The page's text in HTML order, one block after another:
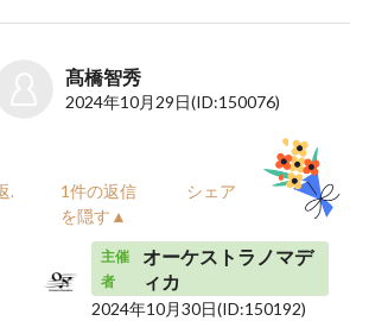
髙橋智秀
2024年10月29日(ID:150076)
返信
1件の返信
を隠す▲
シェア
主催
者
オーケストラノマデ
ィカ
2024年10月30日(ID:150192)